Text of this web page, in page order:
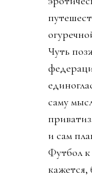
Чуть
саму
и сам
Футбол
кажется,